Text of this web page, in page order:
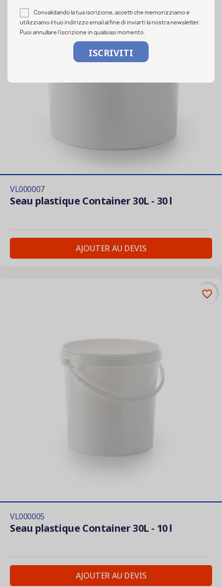
VL000007
Seau plastique Container 30L - 30 l
AJOUTER AU DEVIS
VL000005
Seau plastique Container 30L - 10 l
AJOUTER AU DEVIS
favorite_border
Convalidando la tua iscrizione, accetti che memorizziamo e
utilizziamo il tuo indirizzo email al fine di inviarti la nostra newsletter.
Puoi annullare l'iscrizione in qualsiasi momento.